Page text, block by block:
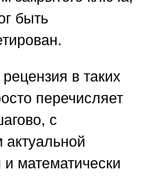
быть
в таких
перечисляет
с
актуальной
математически